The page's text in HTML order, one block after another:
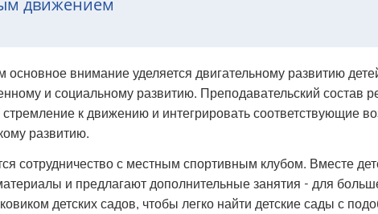
движением
основное внимание уделяется двигательному развитию
и социальному развитию. Преподавательский состав
к движению и интегрировать соответствующие
развитию.
сотрудничество с местным спортивным клубом. Вместе
и предлагают дополнительные занятия - для
детских садов, чтобы легко найти детские сады с